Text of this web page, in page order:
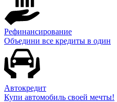
Рефинансирование
Объедини все кредиты в один
Автокредит
Купи автомобиль своей мечты!